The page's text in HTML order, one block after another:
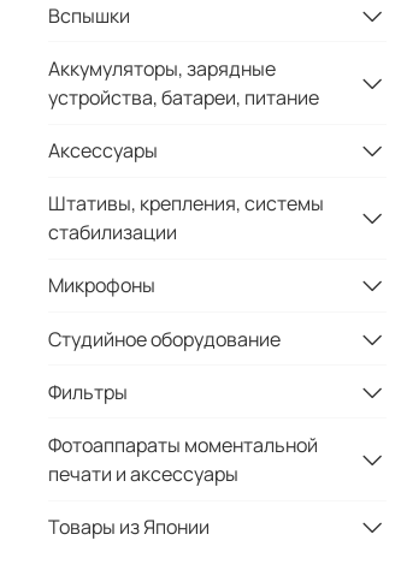
Вспышки
Аккумуляторы, зарядные
устройства, батареи, питание
Аксессуары
Штативы, крепления, системы
стабилизации
Микрофоны
Студийное оборудование
Фильтры
Фотоаппараты моментальной
печати и аксессуары
Товары из Японии